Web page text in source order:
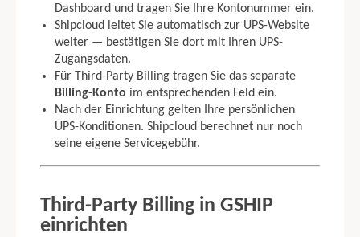
Dashboard und tragen Sie Ihre Kontonummer ein.
Shipcloud leitet Sie automatisch zur UPS-Website
weiter — bestätigen Sie dort mit Ihren UPS-
Zugangsdaten.
Für Third-Party Billing tragen Sie das separate
Billing-Konto im entsprechenden Feld ein.
Nach der Einrichtung gelten Ihre persönlichen
UPS-Konditionen. Shipcloud berechnet nur noch
seine eigene Servicegebühr.
Third-Party Billing in GSHIP
einrichten